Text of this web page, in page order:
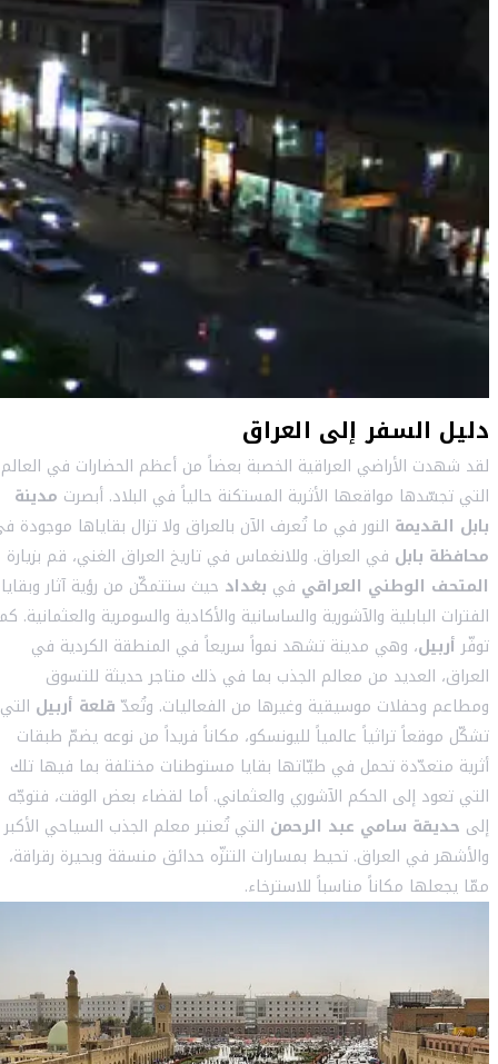
دليل السفر إلى العراق
لقد شهدت الأراضي العراقية الخصبة بعضاً من أعظم الحضارات في العالم
التي تجسّدها مواقعها الأثرية المستكنة حالياً في البلاد. أبصرت مدينة
بابل القديمة النور في ما تُعرف الآن بالعراق ولا تزال بقاياها موجودة
محافظة بابل في العراق. وللانغماس في تاريخ العراق الغني، قم بزيارة
المتحف الوطني العراقي في بغداد حيث ستتمكّن من رؤية آثار وبقايا
الفترات البابلية والآشورية والساسانية والأكادية والسومرية والعثمانية.
توفّرأربيل، وهي مدينة تشهد نمواً سريعاً في المنطقة الكردية في
العراق، العديد من معالم الجذب بما في ذلك متاجر حديثة للتسوق
ومطاعم وحفلات موسيقية وغيرها من الفعاليات. وتُعدّ قلعة أربيل التي
تشكّل موقعاً تراثياً عالمياً لليونسكو، مكاناً فريداً من نوعه يضمّ طبقات
أثرية متعدّدة تحمل في طيّاتها بقايا مستوطنات مختلفة بما فيها تلك
التي تعود إلى الحكم الآشوري والعثماني. أما لقضاء بعض الوقت، فتوجّه
إلى حديقة سامي عبد الرحمن التي تُعتبر معلم الجذب السياحي الأكبر
والأشهر في العراق. تحيط بمسارات التنزّه حدائق منسقة وبحيرة رقراقة،
ممّا يجعلها مكاناً مناسباً للاسترخاء.